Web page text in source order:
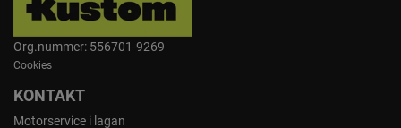
Org.nummer: 556701-9269
Cookies
KONTAKT
Motorservice i lagan